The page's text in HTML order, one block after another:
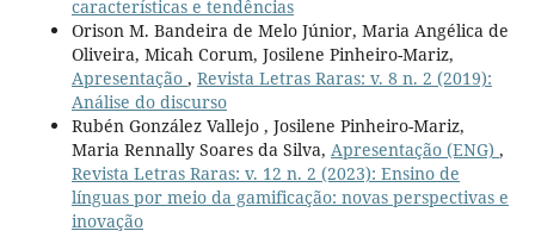
características e tendências
Orison M. Bandeira de Melo Júnior, Maria Angélica de
Oliveira, Micah Corum, Josilene Pinheiro-Mariz,
Apresentação , Revista Letras Raras: v. 8 n. 2 (2019):
Análise do discurso
Rubén González Vallejo , Josilene Pinheiro-Mariz,
Maria Rennally Soares da Silva, Apresentação (ENG) ,
Revista Letras Raras: v. 12 n. 2 (2023): Ensino de
línguas por meio da gamificação: novas perspectivas e
inovação